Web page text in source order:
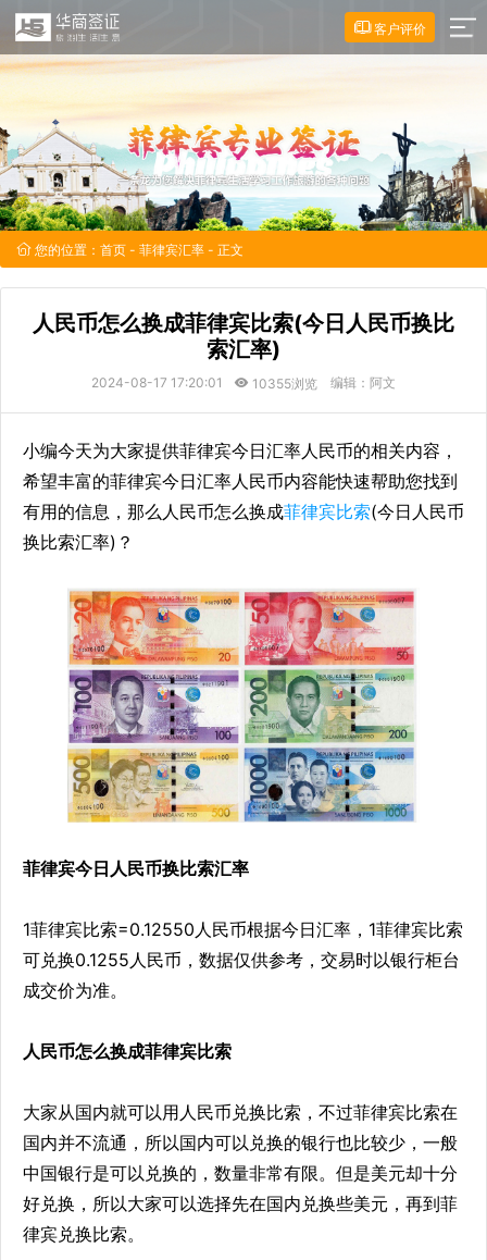
客户评价
您的位置： 首页 - 菲律宾汇率 - 正文
人民币怎么换成菲律宾比索(今日人民币换比
索汇率)
2024-08-17 17:20:01 10355浏览 编辑：阿文
小编今天为大家提供菲律宾今日汇率人民币的相关内容，
希望丰富的菲律宾今日汇率人民币内容能快速帮助您找到
有用的信息，那么人民币怎么换成菲律宾比索(今日人民币
换比索汇率)？
菲律宾今日人民币换比索汇率
1菲律宾比索=0.12550人民币根据今日汇率，1菲律宾比索
可兑换0.1255人民币，数据仅供参考，交易时以银行柜台
成交价为准。
人民币怎么换成菲律宾比索
大家从国内就可以用人民币兑换比索，不过菲律宾比索在
国内并不流通，所以国内可以兑换的银行也比较少，一般
中国银行是可以兑换的，数量非常有限。但是美元却十分
好兑换，所以大家可以选择先在国内兑换些美元，再到菲
律宾兑换比索。